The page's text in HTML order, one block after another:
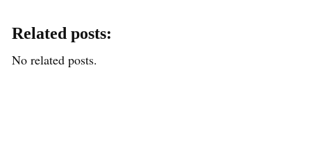
Related posts:
No related posts.